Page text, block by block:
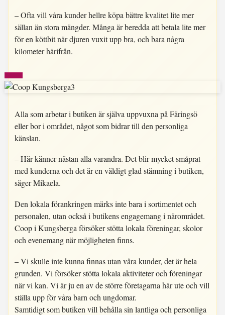
– Ofta vill våra kunder hellre köpa bättre kvalitet lite mer
sällan än stora mängder. Många är beredda att betala lite mer
för en köttbit när djuren vuxit upp bra, och bara några
kilometer härifrån.
Alla som arbetar i butiken är själva uppvuxna på Färingsö
eller bor i området, något som bidrar till den personliga
känslan.
– Här känner nästan alla varandra. Det blir mycket småprat
med kunderna och det är en väldigt glad stämning i butiken,
säger Mikaela.
Den lokala förankringen märks inte bara i sortimentet och
personalen, utan också i butikens engagemang i närområdet.
Coop i Kungsberga försöker stötta lokala föreningar, skolor
och evenemang när möjligheten finns.
– Vi skulle inte kunna finnas utan våra kunder, det är hela
grunden. Vi försöker stötta lokala aktiviteter och föreningar
när vi kan. Vi är ju en av de större företagarna här ute och vill
ställa upp för våra barn och ungdomar.
Samtidigt som butiken vill behålla sin lantliga och personliga